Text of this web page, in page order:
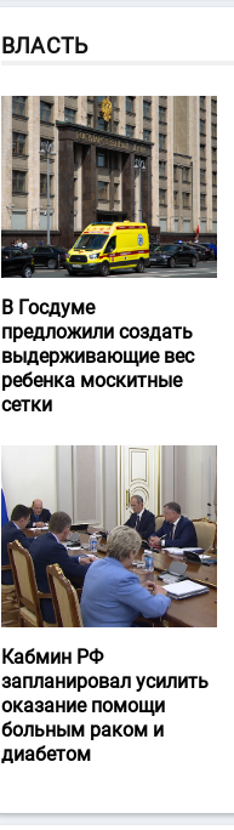
ВЛАСТЬ
В Госдуме
предложили создать
выдерживающие вес
ребенка москитные
сетки
Кабмин РФ
запланировал усилить
оказание помощи
больным раком и
диабетом